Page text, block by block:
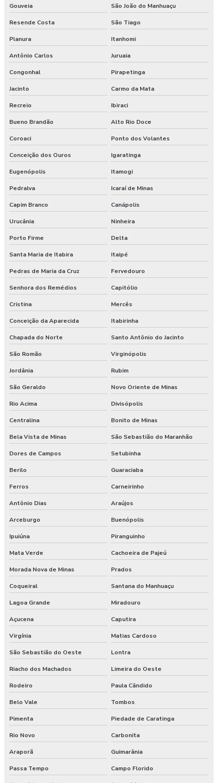
Gouveia São João do Manhuaçu
Resende Costa São Tiago
Planura Itanhomi
Antônio Carlos Juruaia
Congonhal Pirapetinga
Jacinto Carmo da Mata
Recreio Ibiraci
Bueno Brandão Alto Rio Doce
Coroaci Ponto dos Volantes
Conceição dos Ouros Igaratinga
Eugenópolis Itamogi
Pedralva Icaraí de Minas
Capim Branco Canápolis
Urucânia Ninheira
Porto Firme Delta
Santa Maria de Itabira Itaipé
Pedras de Maria da Cruz Fervedouro
Senhora dos Remédios Capitólio
Cristina Mercês
Conceição da Aparecida Itabirinha
Chapada do Norte Santo Antônio do Jacinto
São Romão Virginópolis
Jordânia Rubim
São Geraldo Novo Oriente de Minas
Rio Acima Divisópolis
Centralina Bonito de Minas
Bela Vista de Minas São Sebastião do Maranhão
Dores de Campos Setubinha
Berilo Guaraciaba
Ferros Carneirinho
Antônio Dias Araújos
Arceburgo Buenópolis
Ipuiúna Piranguinho
Mata Verde Cachoeira de Pajeú
Morada Nova de Minas Prados
Coqueiral Santana do Manhuaçu
Lagoa Grande Miradouro
Açucena Caputira
Virgínia Matias Cardoso
São Sebastião do Oeste Lontra
Riacho dos Machados Limeira do Oeste
Rodeiro Paula Cândido
Belo Vale Tombos
Pimenta Piedade de Caratinga
Rio Novo Carbonita
Araporã Guimarânia
Passa Tempo Campo Florido